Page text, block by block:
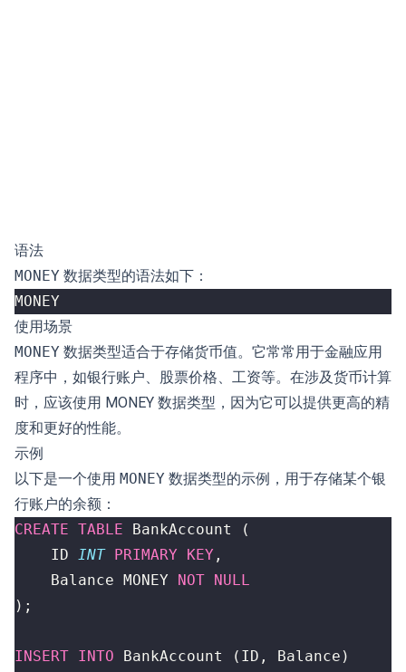
语法
MONEY 数据类型的语法如下：
MONEY
使用场景
MONEY 数据类型适合于存储货币值。它常常用于金融应用
程序中，如银行账户、股票价格、工资等。在涉及货币计算
时，应该使用 MONEY 数据类型，因为它可以提供更高的精
度和更好的性能。
示例
以下是一个使用 MONEY 数据类型的示例，用于存储某个银
行账户的余额：
CREATE TABLE BankAccount
(
ID INT PRIMARY KEY ,
Balance MONEY NOT NULL
);
INSERT INTO BankAccount ( ID , Balance )